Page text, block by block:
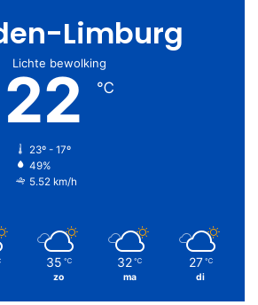
Limburg
Lichte bewolking
22 ℃
23º - 17º
49%
5.52 km/h
35 ℃
zo
32 ℃
ma
27 ℃
di